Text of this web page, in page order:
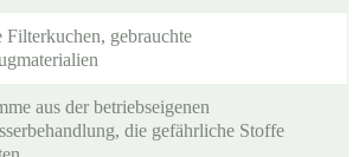
Filterkuchen, gebrauchte
aus der betriebseigenen
die gefährliche Stoffe